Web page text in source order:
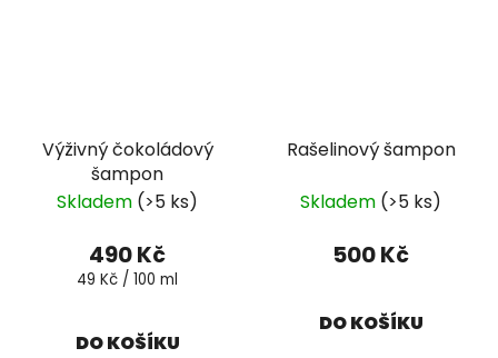
Výživný čokoládový
šampon
Skladem (>5 ks)
490 Kč
Měrná
49 Kč / 100 ml
DO KOŠÍKU
Rašelinový šampon
Skladem (>5 ks)
500 Kč
DO KOŠÍKU